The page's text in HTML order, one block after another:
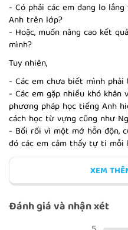
FUTURE
ADVERBIAL
- Có phải các em đang lo
Anh trên lớp?
- Hoặc, muốn nâng cao kết
mình?
Tuy nhiên,
- Các em chưa biết mình
- Các em gặp nhiều khó
phương pháp học tiếng Anh
cách học từ vựng cũng như
- Bối rối vì một mớ hỗn độn,
đó các em cảm thấy tự ti
lớp?
Đã từng là một học sinh nên
lý chán nản, muốn buông
các bạn vì cảm giác nó quá
chán. Bản thân VOCA trước
ngày học hết phần khái
XEM
Đánh giá và nhận xét